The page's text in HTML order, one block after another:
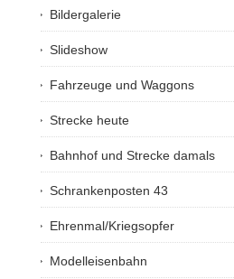
Bildergalerie
Slideshow
Fahrzeuge und Waggons
Strecke heute
Bahnhof und Strecke damals
Schrankenposten 43
Ehrenmal/Kriegsopfer
Modelleisenbahn